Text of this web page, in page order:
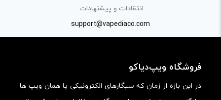
انتقادات و پیشنهادات
support@vapediaco.com
فروشگاه ویپ‌دیاکو
در این بازه از زمان که سیگارهای الکترونیکی یا همان ویپ ها